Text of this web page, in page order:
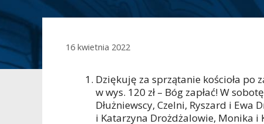
16 kwietnia 2022
Dziękuję za sprzątanie kościoła po
w wys. 120 zł – Bóg zapłać! W
Dłużniewscy, Czelni, Ryszard i
i Katarzyna Drożdżalowie, Monika i